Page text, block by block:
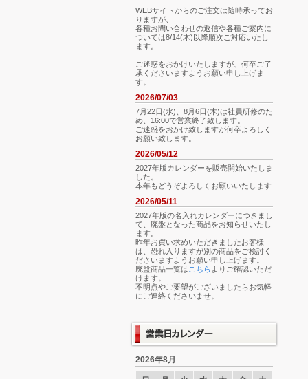
WEBサイトからのご注文は随時承ってお
りますが、
各種お問い合わせの返信や各種ご案内に
ついては8/14(木)以降順次ご対応いたし
ます。
ご迷惑をおかけいたしますが、何卒ご了
承くださいますようお願い申し上げま
す。
2026/07/03
7月22日(水)、8月6日(木)は社員研修のた
め、16:00で営業終了致します。
ご迷惑をおかけ致しますが何卒よろしく
お願い致します。
2026/05/12
2027年版カレンダーを販売開始いたしま
した。
本年もどうぞよろしくお願いいたします
2026/05/11
2027年版の名入れカレンダーにつきまし
て、廃盤となった商品をお知らせいたし
ます。
昨年お買い求めいただきましたお客様
は、恐れ入りますが別の商品をご検討く
ださいますようお願い申し上げます。
廃盤商品一覧は こちら よりご確認いただ
けます。
不明点やご要望がございましたらお気軽
にご連絡くださいませ。
2026年8月